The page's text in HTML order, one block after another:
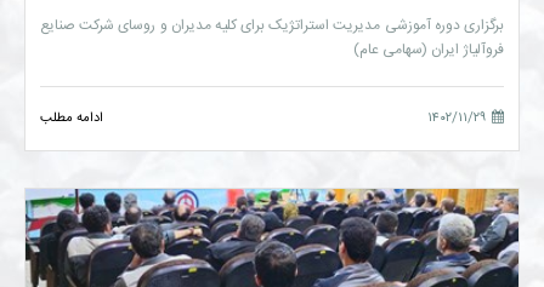
برگزاری دوره آموزشی مدیریت استراتژیک برای کلیه مدیران و روسای شرکت صنایع
فروآلیاژ ایران (سهامی عام)
۱۴۰۲/۱۱/۲۹ ادامه مطلب